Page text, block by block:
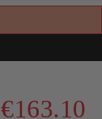
€163.10